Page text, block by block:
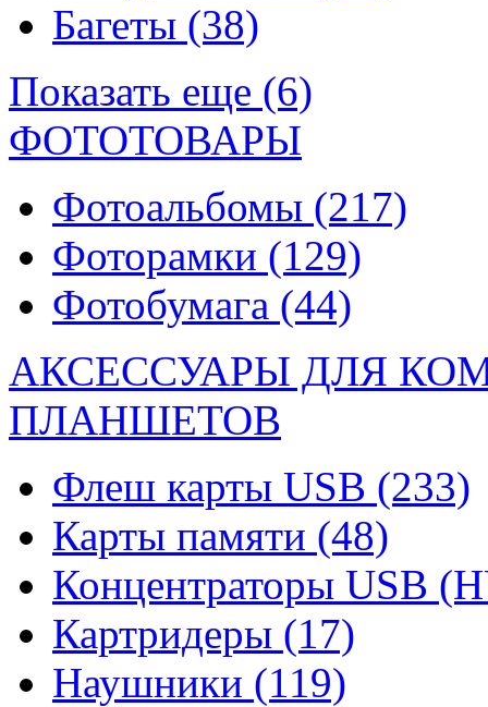
Багеты (38)
Показать еще (6)
ФОТОТОВАРЫ
Фотоальбомы (217)
Фоторамки (129)
Фотобумага (44)
АКСЕССУАРЫ ДЛЯ
ПЛАНШЕТОВ
Флеш карты USB (233)
Карты памяти (48)
Концентраторы USB
Картридеры (17)
Наушники (119)